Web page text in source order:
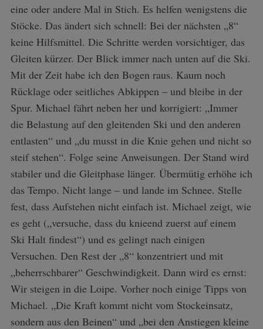
eine oder andere Mal in Stich. Es helfen wenigstens die
Stöcke. Das ändert sich schnell: Bei der nächsten „8“
keine Hilfsmittel. Die Schritte werden vorsichtiger, das
Gleiten kürzer. Der Blick immer nach unten auf die Ski.
Mit der Zeit habe ich den Bogen raus. Kaum noch
Rücklage oder seitliches Abkippen – und bleibe in der
Spur. Michael fährt neben her und korrigiert: „Immer
die Belastung auf den gleitenden Ski und den anderen
entlasten“ und „du musst in die Knie gehen und nicht so
steif stehen“. Folge seine Anweisungen. Der Stand wird
stabiler und die Gleitphase länger. Übermütig erhöhe ich
das Tempo. Nicht lange – und lande im Schnee. Stelle
fest, dass Aufstehen nicht einfach ist. Michael zeigt, wie
es geht („versuche, dass du knieend zuerst auf einem
Ski Halt findest“) und es gelingt nach einigen
Versuchen. Den Rest der „8“ konzentriert und mit
„beherrschbarer“ Geschwindigkeit. Dann wird es ernst:
Wir steigen in die Loipe. Vorher noch einige Tipps von
Michael. „Die Kraft kommt nicht vom Stockeinsatz,
sondern aus den Beinen“ und „bei den Anstiegen kleine